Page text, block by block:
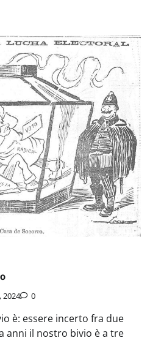
2024 0
è: essere incerto fra due
anni il nostro bivio è a tre